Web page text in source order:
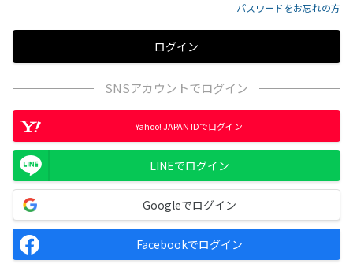
パスワードをお忘れの方
SNSアカウントでログイン
Yahoo! JAPAN IDでログイン
LINEでログイン
Googleでログイン
Facebookでログイン